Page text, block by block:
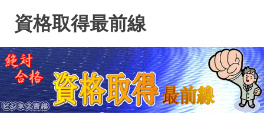
ン
ツ
へ
ス
キ
資格取得最前線